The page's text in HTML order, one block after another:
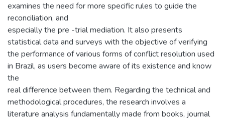
examines the need for more specific rules to guide the
reconciliation, and
especially the pre -trial mediation. It also presents
statistical data and surveys with the objective of verifying
the performance of various forms of conflict resolution used
in Brazil, as users become aware of its existence and know
the
real difference between them. Regarding the technical and
methodological procedures, the research involves a
literature analysis fundamentally made from books, journal